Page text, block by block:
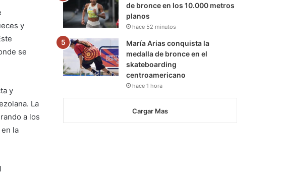
y
se
y
La
a los
la
de bronce en los 10.000 metros
planos
hace 52 minutos
María Arias conquista la
medalla de bronce en el
skateboarding
centroamericano
hace 1 hora
Cargar Mas